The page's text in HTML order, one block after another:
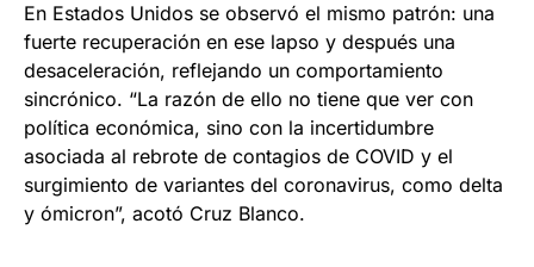
En Estados Unidos se observó el mismo patrón: una
fuerte recuperación en ese lapso y después una
desaceleración, reflejando un comportamiento
sincrónico. “La razón de ello no tiene que ver con
política económica, sino con la incertidumbre
asociada al rebrote de contagios de COVID y el
surgimiento de variantes del coronavirus, como delta
y ómicron”, acotó Cruz Blanco.